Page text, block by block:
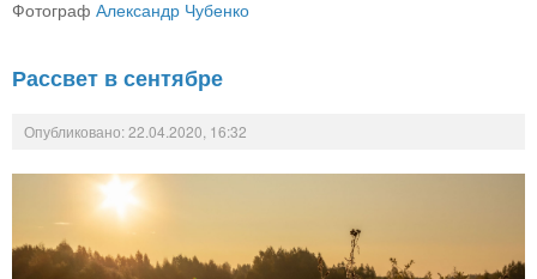
Фотограф Александр Чубенко
Рассвет в сентябре
Опубликовано: 22.04.2020, 16:32